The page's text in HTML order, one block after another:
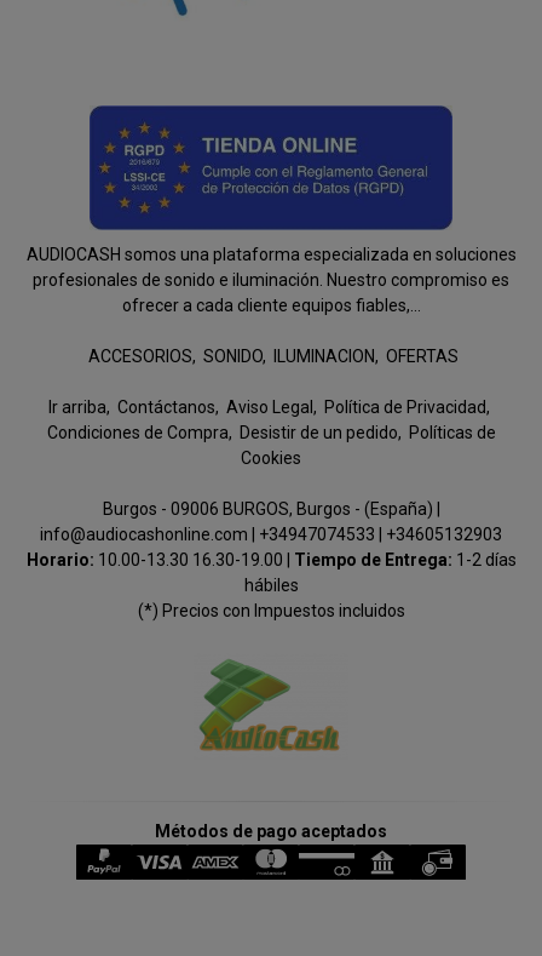
AUDIOCASH somos una plataforma especializada en soluciones
profesionales de sonido e iluminación. Nuestro compromiso es
ofrecer a cada cliente equipos fiables,...
ACCESORIOS SONIDO ILUMINACION OFERTAS
Ir arriba Contáctanos Aviso Legal
Política de Privacidad
Condiciones de Compra
Desistir de un pedido
Políticas de
Cookies
Burgos - 09006 BURGOS, Burgos - (España) |
info@audiocashonline.com | +34947074533
+34605132903
Horario: 10.00-13.30 16.30-19.00 | Tiempo de Entrega: 1-2 días
hábiles
(*) Precios con Impuestos incluidos
Métodos de pago aceptados